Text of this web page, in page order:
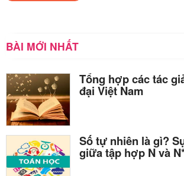
BÀI MỚI NHẤT
Tổng hợp các tác
đại Việt Nam
Số tự nhiên là gì?
giữa tập hợp N và